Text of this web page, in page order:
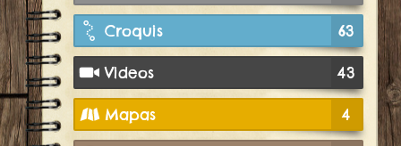
Croquis 63
Videos 43
Mapas 4